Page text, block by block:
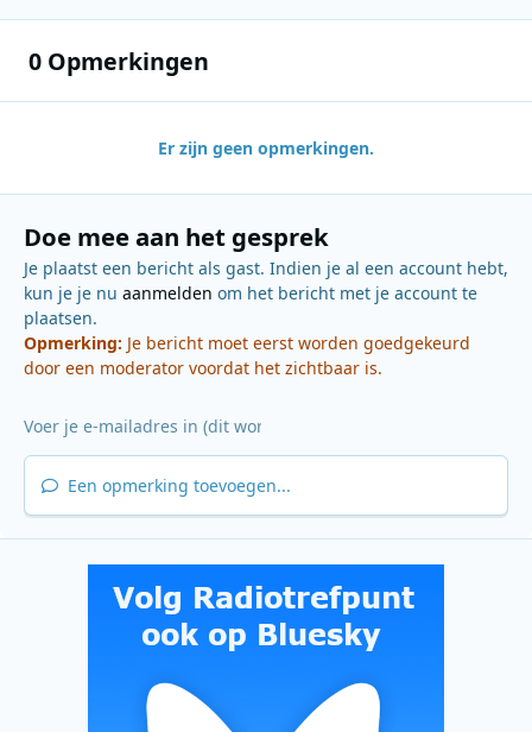
0 Opmerkingen
Er zijn geen opmerkingen.
Doe mee aan het gesprek
Je plaatst een bericht als gast. Indien je al een account hebt,
kun je je nu aanmelden om het bericht met je account te
plaatsen.
Opmerking: Je bericht moet eerst worden goedgekeurd
door een moderator voordat het zichtbaar is.
Een opmerking toevoegen...